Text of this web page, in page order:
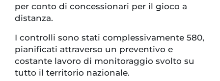
per conto di concessionari per il gioco a
distanza.
I controlli sono stati complessivamente 580,
pianificati attraverso un preventivo e
costante lavoro di monitoraggio svolto su
tutto il territorio nazionale.